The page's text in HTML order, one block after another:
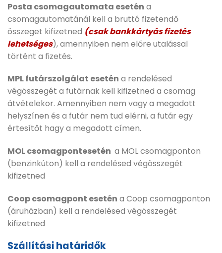
Posta csomagautomata esetén a
csomagautomatánál kell a bruttó fizetendő
összeget kifizetned (csak bankkártyás fizetés
lehetséges), amennyiben nem előre utalással
történt a fizetés.
MPL futárszolgálat esetén a rendelésed
végösszegét a futárnak kell kifizetned a csomag
átvételekor. Amennyiben nem vagy a megadott
helyszínen és a futár nem tud elérni, a futár egy
értesítőt hagy a megadott címen.
MOL csomagpontesetén a MOL csomagponton
(benzinkúton) kell a rendelésed végösszegét
kifizetned
Coop csomagpont esetén a Coop csomagponton
(áruházban) kell a rendelésed végösszegét
kifizetned
Szállítási határidők